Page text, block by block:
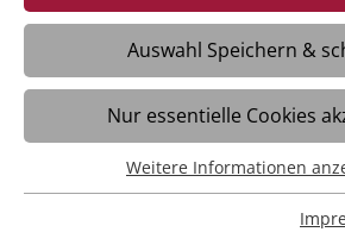
Bauchgefühl: Oliver
Schweizer prägt das
Ravensburg
Ravensburg – Oliver
kürzlich für 30 Jahre
Auswahl Speichern &
Nur essentielle Cookies
Essentiell
Essentielle Cookies werden für
Weitere Informationen